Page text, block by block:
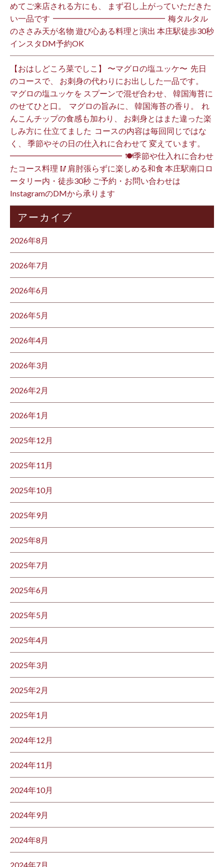
めてご来店される方にも、 まず召し上がっていただきた
い一品です️ ⁡ ━━━━━━━━━━━━━━ ⁡ 梅タルタル
のささみ天が名物 遊び心ある料理と演出 本庄駅徒歩30秒
インスタDM予約OK ⁡
【おはしどころ菜でしこ】 〜マグロの塩ユッケ〜 ⁡ 先日
のコースで、 お刺身の代わりにお出しした一品です。 ⁡
マグロの塩ユッケを スプーンで混ぜ合わせ、 韓国海苔に
のせてひと口。 ⁡ マグロの旨みに、 韓国海苔の香り。 ⁡ れ
んこんチップの食感も加わり、 お刺身とはまた違った楽
しみ方に 仕立てました️ ⁡ コースの内容は毎回同じではな
く、 季節やその日の仕入れに合わせて 変えています。 ⁡
━━━━━━━━━━━━━━ ⁡ 🍽季節や仕入れに合わせ
たコース料理 🥢肩肘張らずに楽しめる和食 本庄駅南口ロ
ータリー内・徒歩30秒 ご予約・お問い合わせは
InstagramのDMから承ります ⁡
アーカイブ
2026年8月
2026年7月
2026年6月
2026年5月
2026年4月
2026年3月
2026年2月
2026年1月
2025年12月
2025年11月
2025年10月
2025年9月
2025年8月
2025年7月
2025年6月
2025年5月
2025年4月
2025年3月
2025年2月
2025年1月
2024年12月
2024年11月
2024年10月
2024年9月
2024年8月
2024年7月